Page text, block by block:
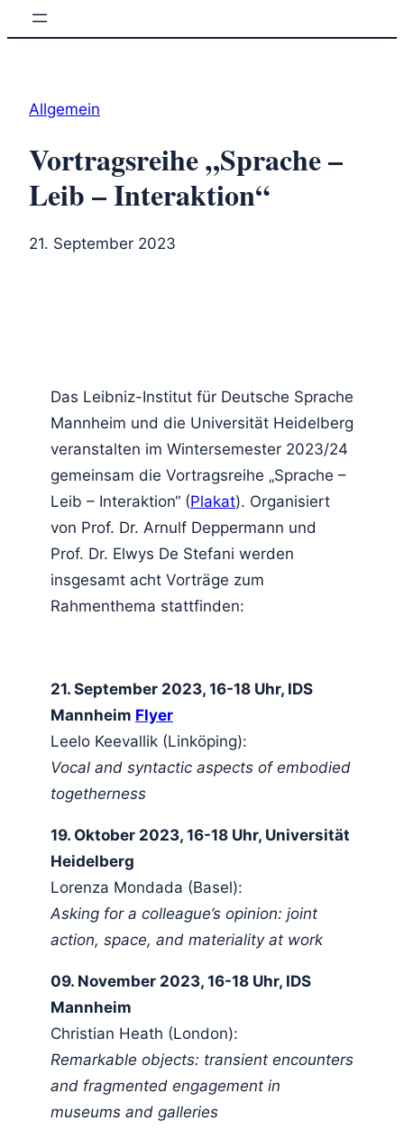
Zum
Allgemein
Vortragsreihe „Sprache –
Leib – Interaktion“
21. September 2023
Das Leibniz-Institut für Deutsche Sprache
Mannheim und die Universität Heidelberg
veranstalten im Wintersemester 2023/24
gemeinsam die Vortragsreihe „Sprache –
Leib – Interaktion“ (Plakat). Organisiert
von Prof. Dr. Arnulf Deppermann und
Prof. Dr. Elwys De Stefani werden
insgesamt acht Vorträge zum
Rahmenthema stattfinden:
21. September 2023, 16-18 Uhr, IDS
Mannheim Flyer
Leelo Keevallik (Linköping):
Vocal and syntactic aspects of embodied
togetherness
19. Oktober 2023, 16-18 Uhr, Universität
Heidelberg
Lorenza Mondada (Basel):
Asking for a colleague’s opinion: joint
action, space, and materiality at work
09. November 2023, 16-18 Uhr, IDS
Mannheim
Christian Heath (London):
Remarkable objects: transient encounters
and fragmented engagement in
museums and galleries